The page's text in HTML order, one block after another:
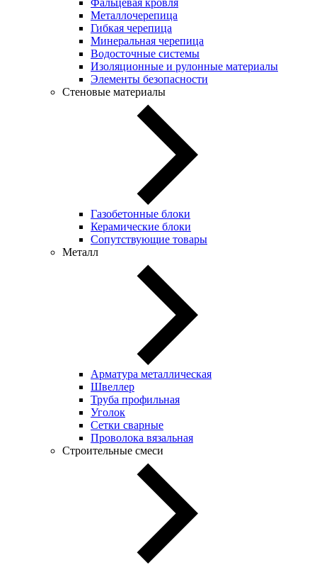
Металлочерепица
Гибкая черепица
Минеральная черепица
Водосточные системы
Изоляционные и рулонные материалы
Элементы безопасности
Стеновые материалы
Газобетонные блоки
Керамические блоки
Сопутствующие товары
Металл
Арматура металлическая
Швеллер
Труба профильная
Уголок
Сетки сварные
Проволока вязальная
Строительные смеси